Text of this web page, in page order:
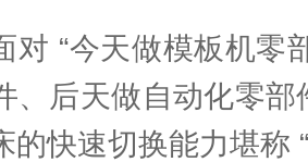
“今天做模板机零
、后天做自动化零部
的快速切换能力堪称